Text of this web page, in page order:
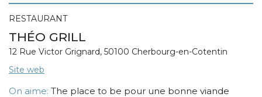
RESTAURANT
THÉO GRILL
12 Rue Victor Grignard, 50100 Cherbourg-en-Cotentin
Site web
On aime: The place to be pour une bonne viande